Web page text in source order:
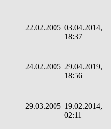
22.02.2005 03.04.2014,
18:37
24.02.2005 29.04.2019,
18:56
29.03.2005 19.02.2014,
02:11